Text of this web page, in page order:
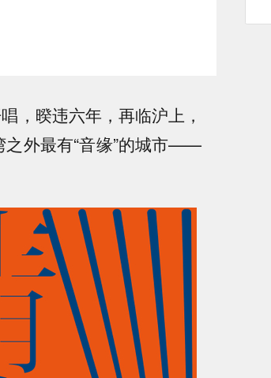
，暌违六年，再临沪上，
之外最有“音缘”的城市——